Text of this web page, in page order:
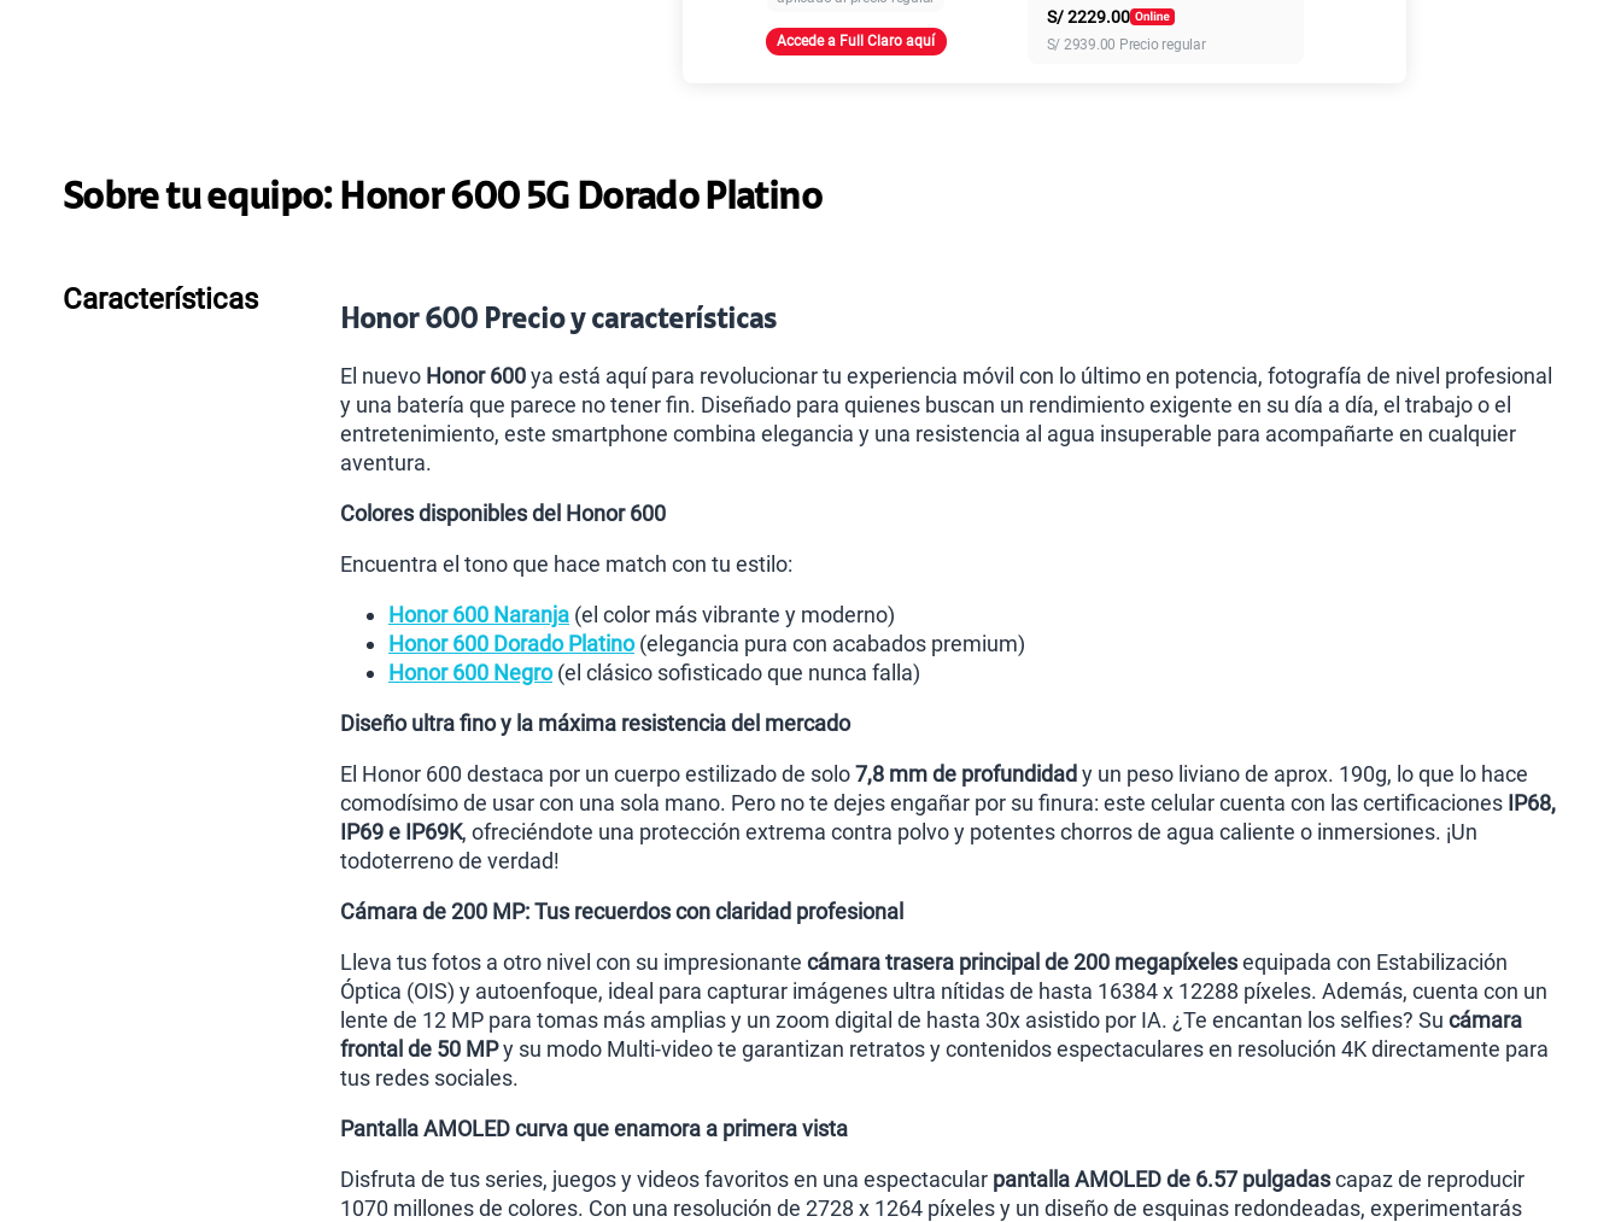
155 GB
Paga solo
185GBen alta velocidad
Paga solo
Ver menos planes
Accede a Full Claro aquí
S/2229.00
S/ 2939.00 Precio regular
Sobre tu equipo: Honor600 5G Dorado Platino
Características
Honor 600 Precio y características
El nuevo Honor 600ya está aquí para revolucionar tu experiencia móvil con lo último en potencia, fotografía de nivel profesional
y una batería que parece no tener fin. Diseñado para quienes buscan un rendimiento exigente en su día a día, el trabajo o el
entretenimiento, este smartphone combina elegancia y una resistencia al agua insuperable para acompañarte en cualquier
aventura.
Colores disponibles del Honor 600
Encuentra el tono que hace match con tu estilo:
Honor 600 Naranja (el color más vibrante y moderno)
Honor 600 Dorado Platino(elegancia pura con acabados premium)
Honor 600 Negro(el clásico sofisticado que nunca falla)
Diseño ultra fino y la máxima resistencia del mercado
El Honor 600 destaca por un cuerpo estilizado de solo7,8 mm de profundidad y un peso liviano de aprox. 190g, lo que lo hace
comodísimo de usar con una sola mano. Pero no te dejes engañar por su finura: este celular cuenta con las certificaciones IP68,
IP69 e IP69K, ofreciéndote una protección extrema contra polvo y potentes chorros de agua caliente o inmersiones. ¡Un
todoterreno de verdad!
Cámara de 200 MP: Tus recuerdos con claridad profesional
Lleva tus fotos a otro nivel con su impresionante cámara trasera principal de 200 megapíxelesequipada con Estabilización
Óptica (OIS) y autoenfoque, ideal para capturar imágenes ultra nítidas de hasta 16384 x 12288 píxeles. Además, cuenta con un
lente de 12 MP para tomas más amplias y un zoom digital de hasta 30x asistido por IA. ¿Te encantan los selfies? Su cámara
frontal de 50 MPy su modo Multi-video te garantizan retratos y contenidos espectaculares en resolución 4K directamente para
tus redes sociales.
Pantalla AMOLED curva que enamora a primera vista
Disfruta de tus series, juegos y videos favoritos en una espectacular pantalla AMOLED de 6.57 pulgadascapaz de reproducir
1070 millones de colores. Con una resolución de 2728 x 1264 píxeles y un diseño de esquinas redondeadas, experimentarás